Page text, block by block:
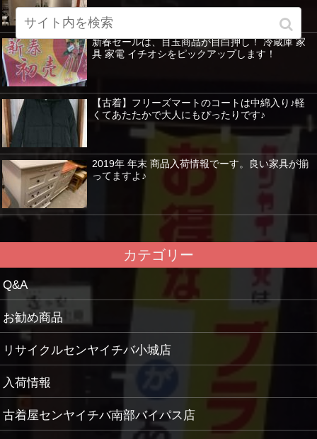
新春セールは、目玉商品が目白押し！ 冷蔵庫 家
具 家電 イチオシをピックアップします！
【古着】フリーズマートのコートは中綿入り♪軽
くてあたたかで大人にもぴったりです♪
2019年 年末 商品入荷情報でーす。良い家具が揃
ってますよ♪
カテゴリー
Q&A
お勧め商品
リサイクルセンヤイチバ小城店
入荷情報
古着屋センヤイチバ南部バイパス店